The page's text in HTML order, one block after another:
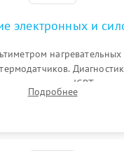
электронных и
мостов и IGBT-
кранов и газ-контроля
Подробнее